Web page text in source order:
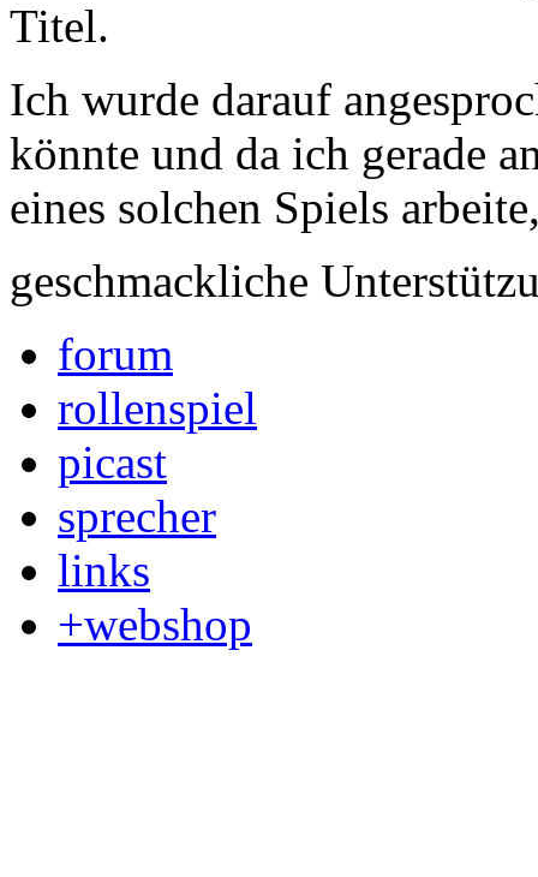
Titel.
Ich wurde darauf
könnte und da ich gerade
eines solchen Spiels
geschmackliche
forum
rollenspiel
picast
sprecher
links
+webshop